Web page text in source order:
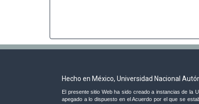
Hecho en México, Universidad Nacional
El presente sitio Web ha sido creado a instancias de la
apegado a lo dispuesto en el Acuerdo por el que se